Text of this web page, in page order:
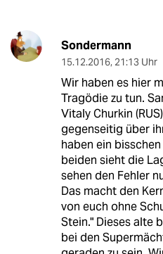
Sondermann
15.12.2016, 21:13 Uhr
Wir haben es hier
Tragödie zu tun.
Vitaly Churkin
gegenseitig über
haben ein
beiden sieht die
sehen den Fehler
Das macht den
von euch ohne
Stein." Dieses alte
bei den